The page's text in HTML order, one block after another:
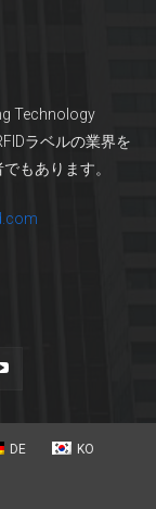
Technology
ラベルの業界を
もあります。
DE
KO